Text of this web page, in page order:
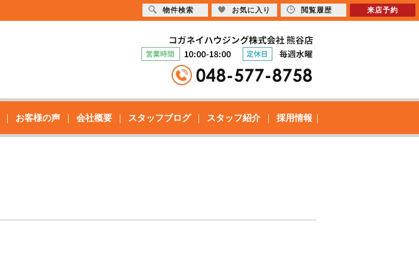
お客様の声 会社概要 スタッフブログ スタッフ紹介 採用情報
物件検索 お気に入り 閲覧履歴 来店予約